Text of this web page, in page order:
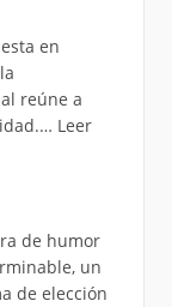
en
reúne a
Leer
de humor
un
de elección